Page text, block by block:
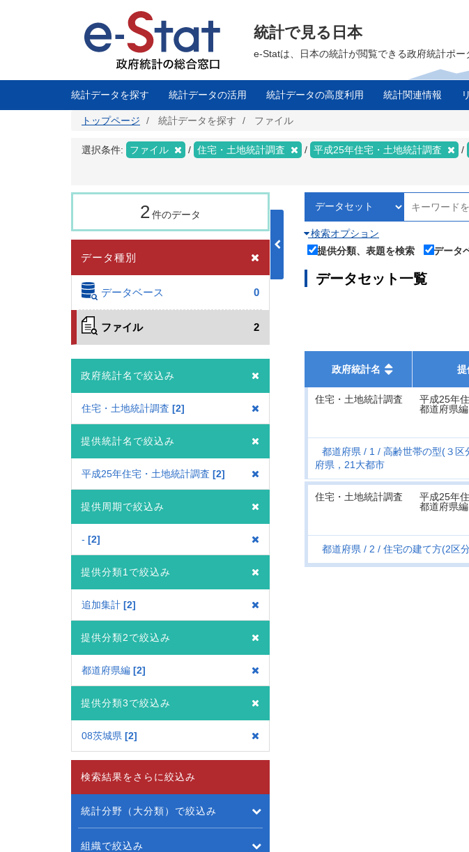
に
統計で見る日本
e-Statは、日本の統計が閲覧できる政府統計ポー
統計データを探す 統計データの活用 統計データの高度利用 統計関連情報
トップページ 統計データを探す ファイル
選択条件: ファイル 住宅・土地統計調査 平成25年住宅・土地統計調査
2件のデータ
データ種別
データベース 0
ファイル 2
政府統計名で絞込み
住宅・土地統計調査 2
提供統計名で絞込み
平成25年住宅・土地統計調査 2
提供周期で絞込み
- 2
提供分類1で絞込み
追加集計 2
提供分類2で絞込み
都道府県編 2
提供分類3で絞込み
08茨城県 2
検索オプション
提供分類、表題を検索
データ
データセット一覧
政府統計名 提
住宅・土地統計調査
平成25年
都道府県
都道府県 1
高齢世帯の型(３
府県，21大都市
住宅・土地統計調査
平成25年
都道府県
都道府県 2 住宅の建て方(2区
検索結果をさらに絞込み
統計分野（大分類）で絞込み
組織で絞込み